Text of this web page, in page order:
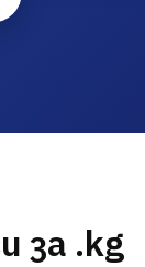
за .kg